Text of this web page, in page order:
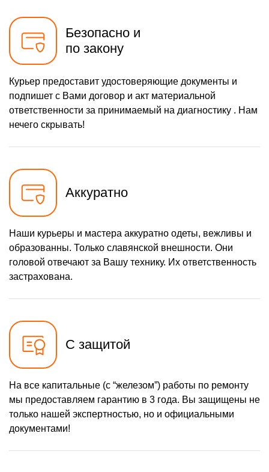
Безопасно и
по закону
Курьер предоставит удостоверяющие документы и
подпишет с Вами договор и акт материальной
ответственности за принимаемый на диагностику . Нам
нечего скрывать!
Аккуратно
Наши курьеры и мастера аккуратно одеты, вежливы и
образованны. Только славянской внешности. Они
головой отвечают за Вашу технику. Их ответственность
застрахована.
С защитой
На все капитальные (с “железом”) работы по ремонту
мы предоставляем гарантию в 3 года. Вы защищены не
только нашей экспертностью, но и официальными
документами!